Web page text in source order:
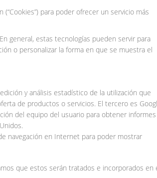
para poder ofrecer un servicio más
general, estas tecnologías pueden servir para
o personalizar la forma en que se muestra el
y análisis estadístico de la utilización que
de productos o servicios. El tercero es
del equipo del usuario para obtener informes
navegación en Internet para poder mostrar
que estos serán tratados e incorporados en